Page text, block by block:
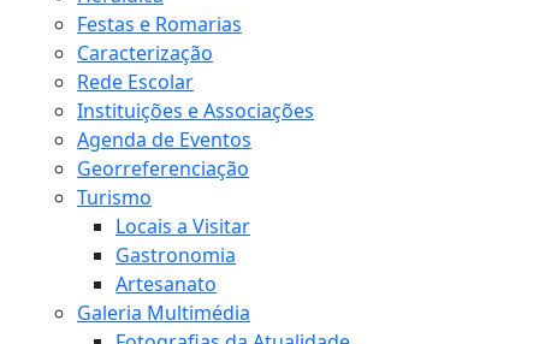
Festas e Romarias
Caracterização
Rede Escolar
Instituições e Associações
Agenda de Eventos
Georreferenciação
Turismo
Locais a Visitar
Gastronomia
Artesanato
Galeria Multimédia